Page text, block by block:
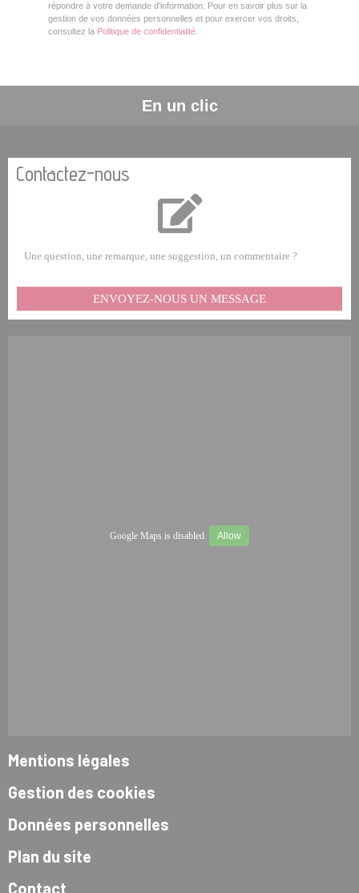
répondre à votre demande d’information. Pour en savoir plus sur la
gestion de vos données personnelles et pour exercer vos droits,
consultez la Politique de confidentialité
En un clic
Contactez-nous
Une question, une remarque, une suggestion, un commentaire ?
ENVOYEZ-NOUS UN MESSAGE
Google Maps is disabled. Allow
Mentions légales
Gestion des cookies
Données personnelles
Plan du site
Contact